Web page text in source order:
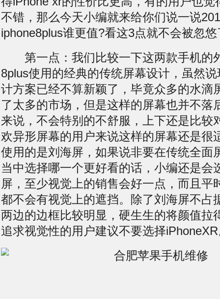
不错，那么今天小编就来给你们说一说
iphone8plus谁更值?看这3点就不会被忽悠
第一点：我们比较一下这两款手机的
8plus使用的经典的传统屏幕设计，虽然
计方案已经不算新颖了，毕竟众多的水滴
了太多的市场，但是这样的屏幕也并不落
来说，不会特别的不舒服，上下还是比较
欢异形屏幕的用户来说这样的屏幕还是很
使用的是刘海屏，如果说非要在传统全面
当中选择哪一个更好看的话，小编还是会
屏，至少视觉上的销售会好一点，而且平
都不会有视觉上的遮挡。除了刘海屏不占
两边的边框比较明显，硬生生的将颜值拉
追求视觉性的用户建议不要选择